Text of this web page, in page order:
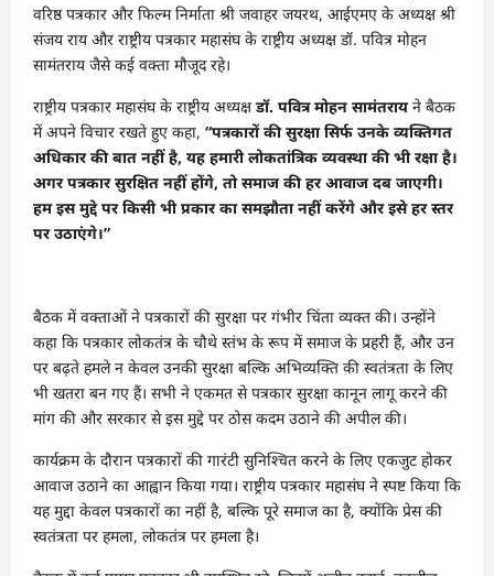
वरिष्ठ पत्रकार और फिल्म निर्माता श्री जवाहर जयरथ, आईएमए के अध्यक्ष श्री
संजय राय और राष्ट्रीय पत्रकार महासंघ के राष्ट्रीय अध्यक्ष डॉ. पवित्र मोहन
सामंतराय जैसे कई वक्ता मौजूद रहे।
राष्ट्रीय पत्रकार महासंघ के राष्ट्रीय अध्यक्षडॉ. पवित्र मोहन सामंतराय ने बैठक
में अपने विचार रखते हुए कहा, “पत्रकारों की सुरक्षा सिर्फ उनके व्यक्तिगत
अधिकार की बात नहीं है, यह हमारी लोकतांत्रिक व्यवस्था की भी रक्षा है।
अगर पत्रकार सुरक्षित नहीं होंगे, तो समाज की हर आवाज दब जाएगी।
हम इस मुद्दे पर किसी भी प्रकार का समझौता नहीं करेंगे और इसे हर स्तर
पर उठाएंगे।”
बैठक में वक्ताओं ने पत्रकारों की सुरक्षा पर गंभीर चिंता व्यक्त की। उन्होंने
कहा कि पत्रकार लोकतंत्र के चौथे स्तंभ के रूप में समाज के प्रहरी हैं, और उन
पर बढ़ते हमले न केवल उनकी सुरक्षा बल्कि अभिव्यक्ति की स्वतंत्रता के लिए
भी खतरा बन गए हैं। सभी ने एकमत से पत्रकार सुरक्षा कानून लागू करने की
मांग की और सरकार से इस मुद्दे पर ठोस कदम उठाने की अपील की।
कार्यक्रम के दौरान पत्रकारों की गारंटी सुनिश्चित करने के लिए एकजुट होकर
आवाज उठाने का आह्वान किया गया। राष्ट्रीय पत्रकार महासंघ ने स्पष्ट किया कि
यह मुद्दा केवल पत्रकारों का नहीं है, बल्कि पूरे समाज का है, क्योंकि प्रेस की
स्वतंत्रता पर हमला, लोकतंत्र पर हमला है।